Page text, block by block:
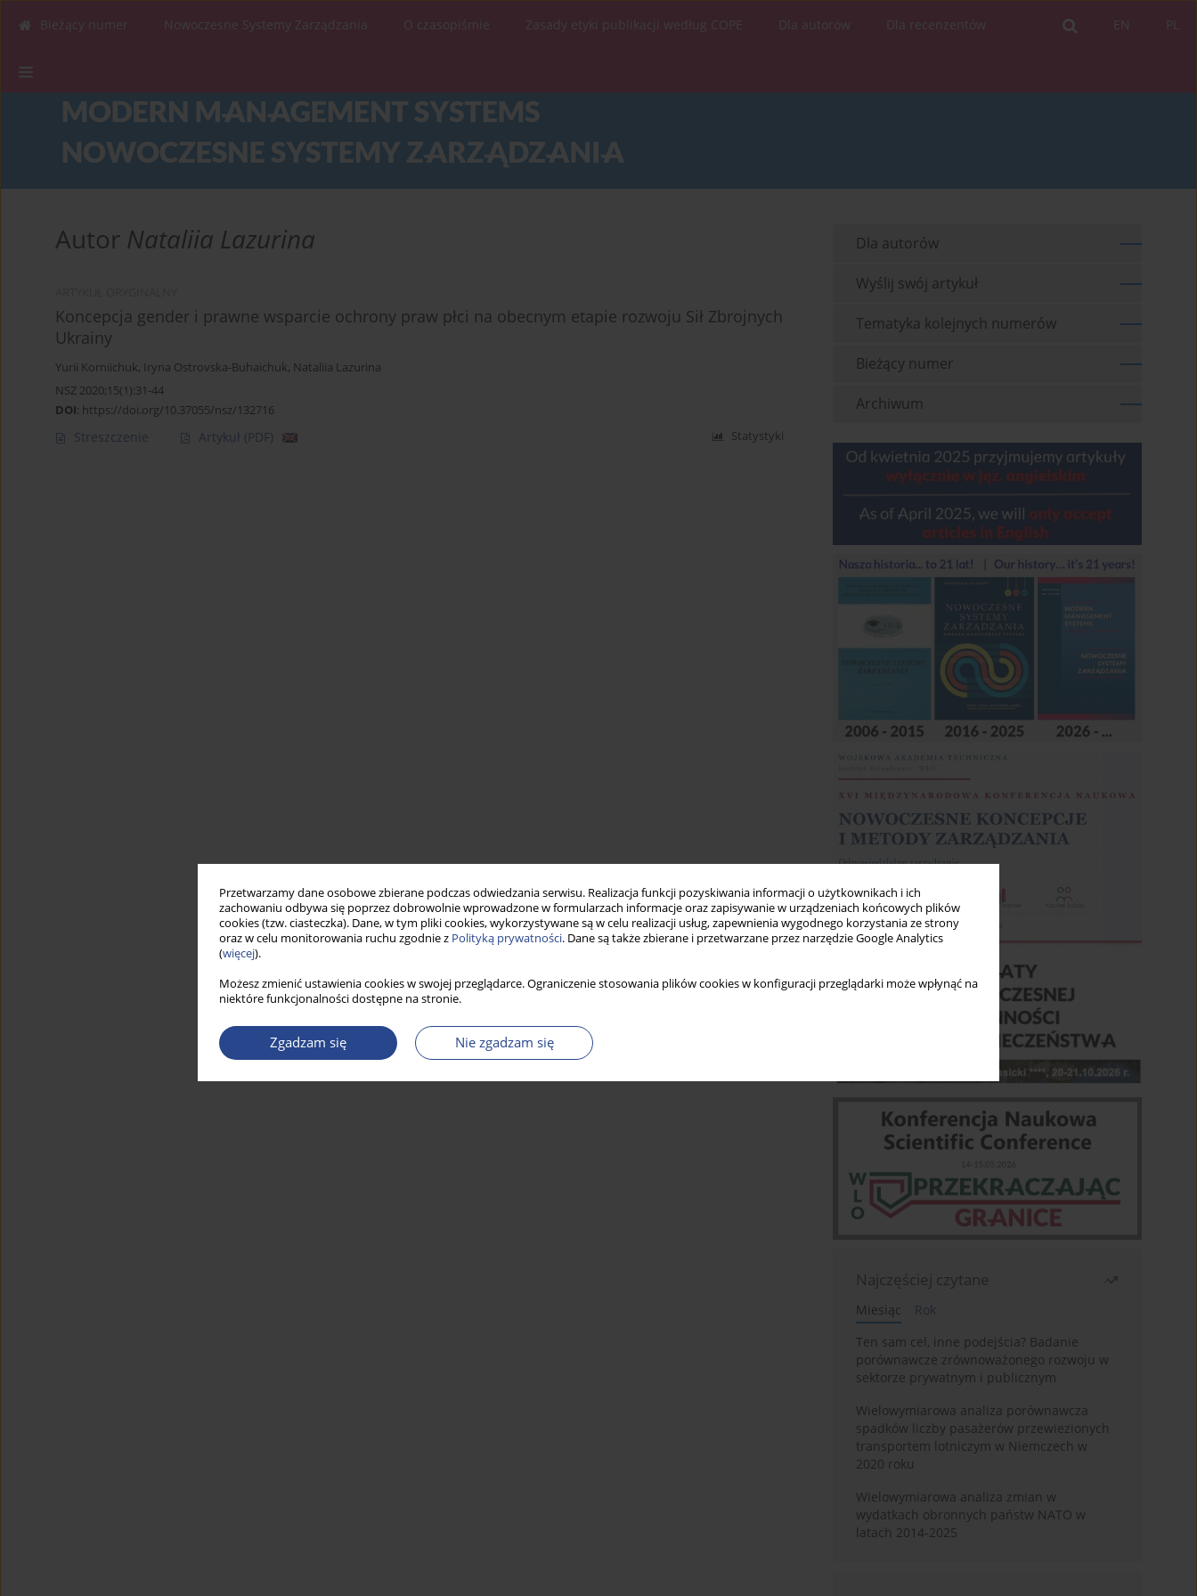
Przetwarzamy dane osobowe zbierane podczas odwiedzania serwisu. Realizacja funkcji pozyskiwania informacji o użytkownikach i ich
zachowaniu odbywa się poprzez dobrowolnie wprowadzone w formularzach informacje oraz zapisywanie w urządzeniach końcowych plików
cookies (tzw. ciasteczka). Dane, w tym pliki cookies, wykorzystywane są w celu realizacji usług, zapewnienia wygodnego korzystania ze strony
oraz w celu monitorowania ruchu zgodnie z Polityką prywatności. Dane są także zbierane i przetwarzane przez narzędzie Google Analytics
(więcej).
Możesz zmienić ustawienia cookies w swojej przeglądarce. Ograniczenie stosowania plików cookies w konfiguracji przeglądarki może wpłynąć na
niektóre funkcjonalności dostępne na stronie.
Zgadzam się Nie zgadzam się
PL
EN
Bieżący numer Nowoczesne Systemy Zarządzania O czasopiśmie Zasady etyki publikacji według COPE Dla autorów Dla recenzentów
Autor Nataliia Lazurina
Koncepcja gender i prawne wsparcie ochrony praw płci na obecnym etapie rozwoju Sił Zbrojnych
Ukrainy
Yurii Korniichuk, Iryna Ostrovska-Buhaichuk, Nataliia Lazurina
NSZ 2020;15(1):31-44
DOI: https://doi.org/10.37055/nsz/132716
Streszczenie Artykuł (PDF) Statystyki
Dla autorów
Wyślij swój artykuł
Tematyka kolejnych numerów
Bieżący numer
Archiwum
Najczęściej czytane
Miesiąc
Rok
Ten sam cel, inne podejścia? Badanie
porównawcze zrównoważonego rozwoju w
sektorze prywatnym i publicznym
Wielowymiarowa analiza porównawcza
spadków liczby pasażerów przewiezionych
transportem lotniczym w Niemczech w
2020 roku
Wielowymiarowa analiza zmian w
wydatkach obronnych państw NATO w
latach 2014-2025